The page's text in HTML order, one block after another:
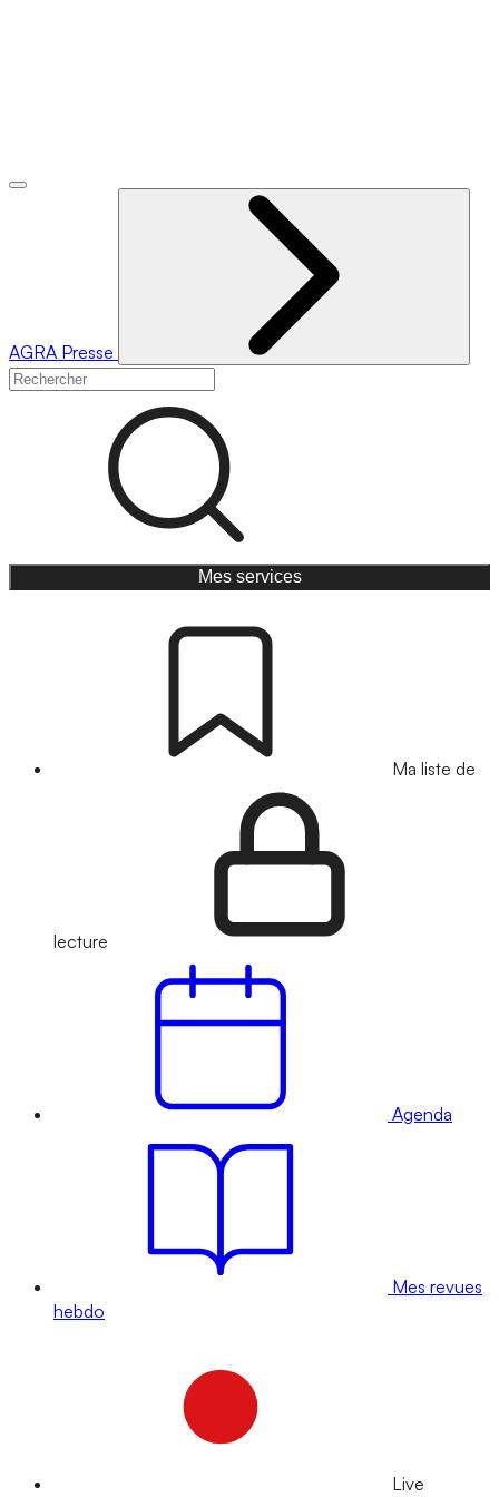
AGRA Presse
Mes services
Ma liste de
lecture
Agenda
Mes revues
hebdo
Live